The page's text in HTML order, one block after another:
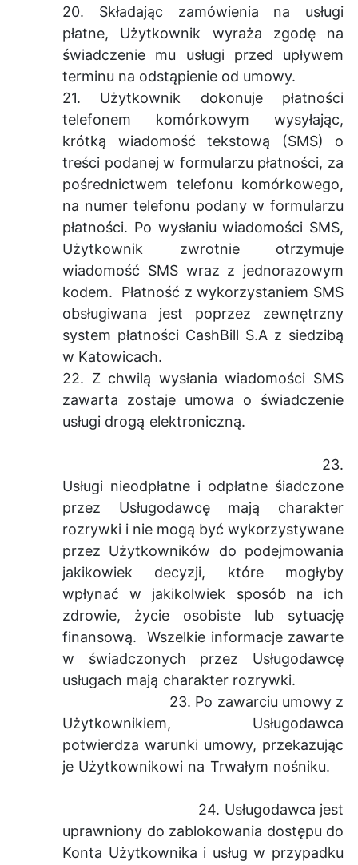
20. Składając zamówienia na usługi
płatne, Użytkownik wyraża zgodę na
świadczenie mu usługi przed upływem
terminu na odstąpienie od umowy.
21. Użytkownik dokonuje płatności
telefonem komórkowym wysyłając,
krótką wiadomość tekstową (SMS) o
treści podanej w formularzu płatności, za
pośrednictwem telefonu komórkowego,
na numer telefonu podany w formularzu
płatności. Po wysłaniu wiadomości SMS,
Użytkownik zwrotnie otrzymuje
wiadomość SMS wraz z jednorazowym
kodem. Płatność z wykorzystaniem SMS
obsługiwana jest poprzez zewnętrzny
system płatności CashBill S.A z siedzibą
w Katowicach.
22. Z chwilą wysłania wiadomości SMS
zawarta zostaje umowa o świadczenie
usługi drogą elektroniczną.
23.
Usługi nieodpłatne i odpłatne śiadczone
przez Usługodawcę mają charakter
rozrywki i nie mogą być wykorzystywane
przez Użytkowników do podejmowania
jakikowiek decyzji, które mogłyby
wpłynać w jakikolwiek sposób na ich
zdrowie, życie osobiste lub sytuację
finansową. Wszelkie informacje zawarte
w świadczonych przez Usługodawcę
usługach mają charakter rozrywki.
23. Po zawarciu umowy z
Użytkownikiem, Usługodawca
potwierdza warunki umowy, przekazując
je Użytkownikowi na Trwałym nośniku.
24. Usługodawca jest
uprawniony do zablokowania dostępu do
Konta Użytkownika i usług w przypadku